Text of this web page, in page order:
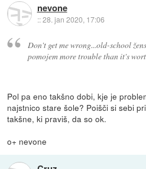
nevone
::28. jan 2020, 17:06
Don't get me wrong...old-school
pomojem more trouble than it's
Pol pa eno takšno dobi, kje je
najstnico stare šole? Poišči si sebi
takšne, ki praviš, da so ok.
o+ nevone